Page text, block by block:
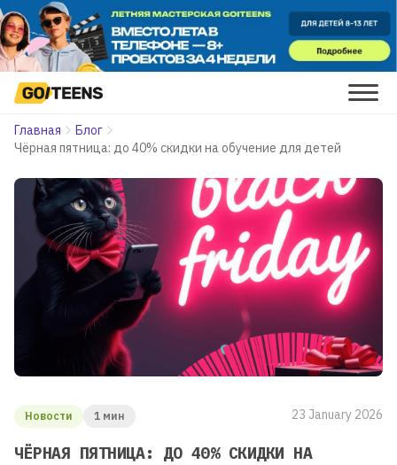
Главная
Блог
Чёрная пятница: до 40% скидки на обучение для детей
Новости 1 мин 23 January 2026
ЧЁРНАЯ ПЯТНИЦА: ДО 40% СКИДКИ НА